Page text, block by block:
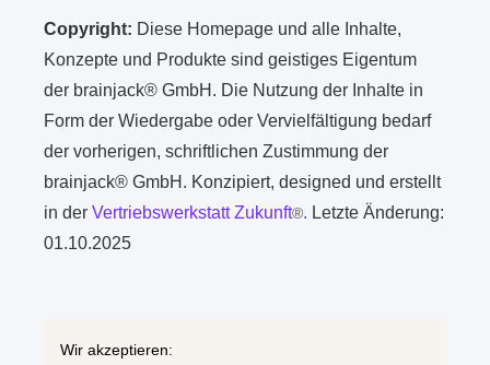
Copyright: Diese Homepage und alle Inhalte,
Konzepte und Produkte sind geistiges Eigentum
der brainjack® GmbH. Die Nutzung der Inhalte in
Form der Wiedergabe oder Vervielfältigung bedarf
der vorherigen, schriftlichen Zustimmung der
brainjack® GmbH. Konzipiert, designed und erstellt
in derVertriebswerkstatt Zukunft®. Letzte Änderung:
01.10.2025
Wir akzeptieren: